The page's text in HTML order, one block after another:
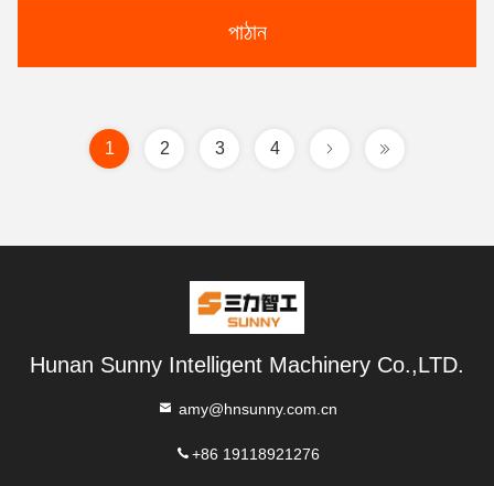
পাঠান
1 2 3 4
Hunan Sunny Intelligent Machinery Co.,LTD.
amy@hnsunny.com.cn
+86 19118921276